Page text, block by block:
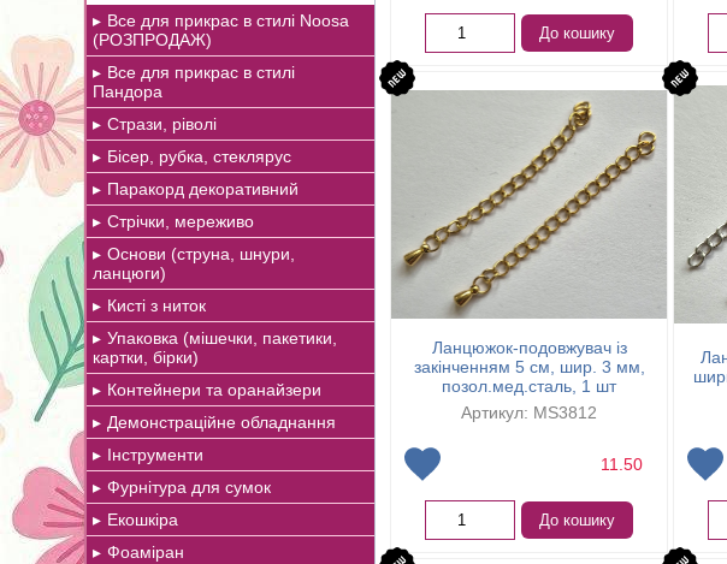
Все для прикрас в стилі Noosa
(РОЗПРОДАЖ)
Все для прикрас в стилі
Пандора
Стрази, ріволі
Бісер, рубка, стеклярус
Паракорд декоративний
Стрічки, мереживо
Основи (струна, шнури,
ланцюги)
Кисті з ниток
Упаковка (мішечки, пакетики,
картки, бірки)
Контейнери та оранайзери
Демонстраційне обладнання
Інструменти
Фурнітура для сумок
Екошкіра
Фоаміран
До кошику
Ланцюжок-подовжувач із
закінченням 5 см, шир. 3 мм,
позол.мед.сталь, 1 шт
Артикул: MS3812
11.50
До кошику